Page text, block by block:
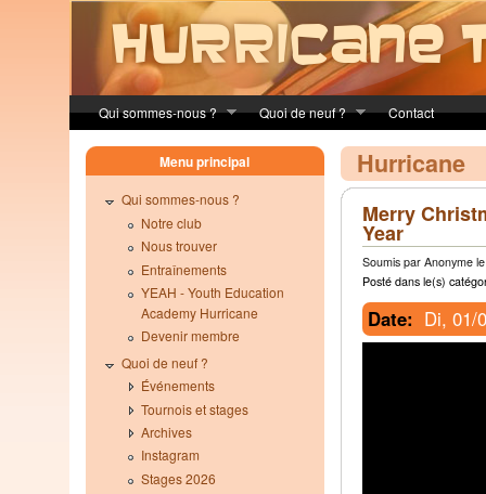
Qui sommes-nous ? Quoi de neuf ? Contact
Hurricane
Merry
Year
Soumis par Anonyme
Posté dans le(s)
Date: Di, 01/
Menu principal
Qui sommes-nous ?
Notre club
Nous trouver
Entraînements
YEAH - Youth Education
Academy Hurricane
Devenir membre
Quoi de neuf ?
Événements
Tournois et stages
Archives
Instagram
Stages 2026